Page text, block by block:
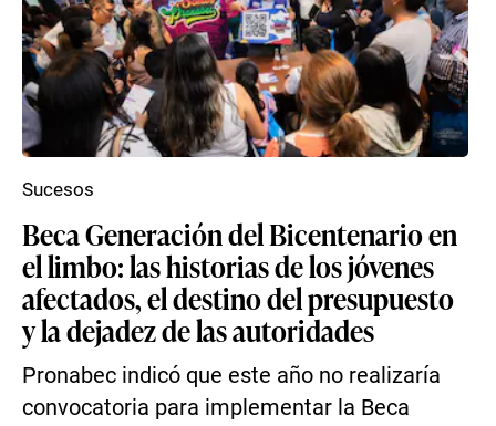
Beca Generación del Bicentenario en
el limbo: las historias de los jóvenes
afectados, el destino del presupuesto
y la dejadez de las autoridades
Pronabec indicó que este año no realizaría
convocatoria para implementar la Beca
Sucesos